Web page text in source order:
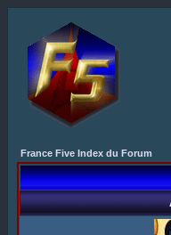
France Five Index du Forum